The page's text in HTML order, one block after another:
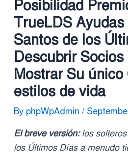
Posibilidad
TrueLDS
Santos de los
Descubrir Socios
Mostrar Su
estilos de vida
By phpWpAdmin /
El breve versión:los
los Últimos Días a menudo